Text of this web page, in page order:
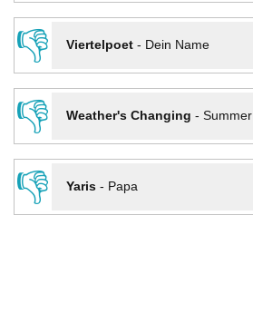
👎
Viertelpoet- Dein Name
👎
Weather's Changing - Summer
👎
Yaris- Papa